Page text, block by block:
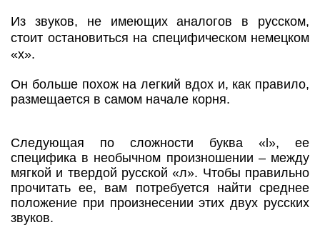
Из звуков, не имеющих аналогов в русском,
стоит остановиться на специфическом немецком
«х».
Он больше похож на легкий вдох и, как правило,
размещается в самом начале корня.
Следующая по сложности буква «l», ее
специфика в необычном произношении – между
мягкой и твердой русской «л». Чтобы правильно
прочитать ее, вам потребуется найти среднее
положение при произнесении этих двух русских
звуков.